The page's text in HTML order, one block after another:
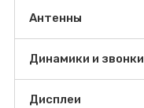
Антенны
Динамики и звонки
Дисплеи